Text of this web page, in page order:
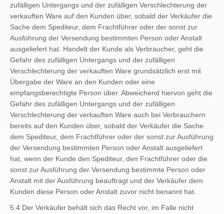
zufälligen Untergangs und der zufälligen Verschlechterung der
verkauften Ware auf den Kunden über, sobald der Verkäufer die
Sache dem Spediteur, dem Frachtführer oder der sonst zur
Ausführung der Versendung bestimmten Person oder Anstalt
ausgeliefert hat. Handelt der Kunde als Verbraucher, geht die
Gefahr des zufälligen Untergangs und der zufälligen
Verschlechterung der verkauften Ware grundsätzlich erst mit
Übergabe der Ware an den Kunden oder eine
empfangsberechtigte Person über. Abweichend hiervon geht die
Gefahr des zufälligen Untergangs und der zufälligen
Verschlechterung der verkauften Ware auch bei Verbrauchern
bereits auf den Kunden über, sobald der Verkäufer die Sache
dem Spediteur, dem Frachtführer oder der sonst zur Ausführung
der Versendung bestimmten Person oder Anstalt ausgeliefert
hat, wenn der Kunde den Spediteur, den Frachtführer oder die
sonst zur Ausführung der Versendung bestimmte Person oder
Anstalt mit der Ausführung beauftragt und der Verkäufer dem
Kunden diese Person oder Anstalt zuvor nicht benannt hat.
5.4 Der Verkäufer behält sich das Recht vor, im Falle nicht